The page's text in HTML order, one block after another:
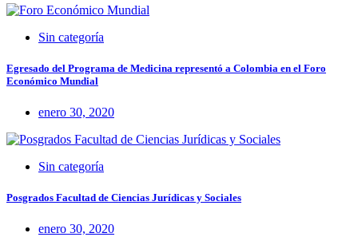
Sin categoría
Egresado del Programa de Medicina representó a Colombia en el Foro
Económico Mundial
enero 30, 2020
Sin categoría
Posgrados Facultad de Ciencias Jurídicas y Sociales
enero 30, 2020